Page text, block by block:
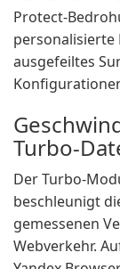
Protect-
personalisierte
ausgefeiltes
Turbo-
Der Turbo-
beschleunigt
gemessenen
Webverkehr.